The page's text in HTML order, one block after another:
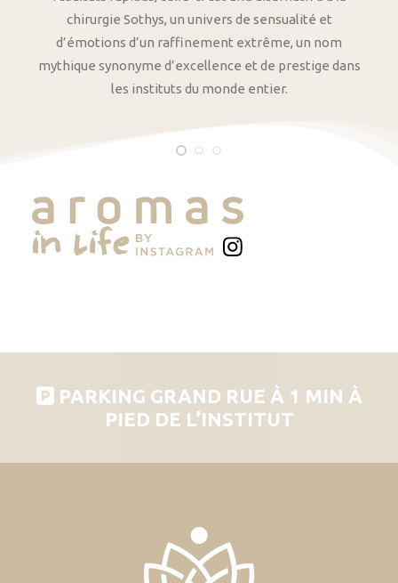
chirurgie Sothys, un univers de sensualité et
d’émotions d’un raffinement extrême, un nom
mythique synonyme d’excellence et de prestige dans
les instituts du monde entier.
PARKING GRAND RUE À 1 MIN À
PIED DE L’INSTITUT